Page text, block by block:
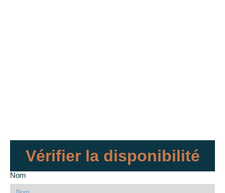
Vérifier la disponibilité
Nom